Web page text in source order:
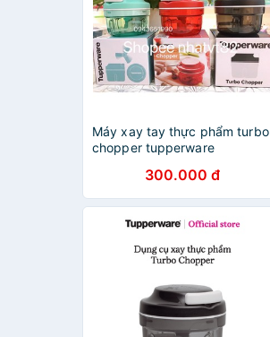
Máy xay tay thực phẩm turbo
chopper tupperware
300.000 đ